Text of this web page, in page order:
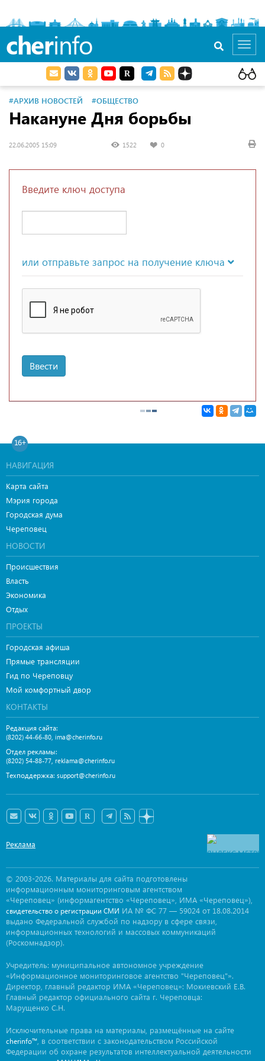
cherinfo
#АРХИВ НОВОСТЕЙ #ОБЩЕСТВО
Накануне Дня борьбы
22.06.2005 15:09 1522 0
Введите ключ доступа
или отправьте запрос на получение ключа
Ввести
16+
НАВИГАЦИЯ
Карта сайта
Мэрия города
Городская дума
Череповец
НОВОСТИ
Происшествия
Власть
Экономика
Отдых
ПРОЕКТЫ
Городская афиша
Прямые трансляции
Гид по Череповцу
Мой комфортный двор
КОНТАКТЫ
Редакция сайта:
(8202) 44-66-80 ima@cherinfo.ru
Отдел рекламы:
(8202) 54-88-77 reklama@cherinfo.ru
Техподдержка: support@cherinfo.ru
Реклама
© 2003-2026. Материалы для сайта подготовлены
информационным мониторинговым агентством
«Череповец» (информагентство «Череповец», ИМА «Череповец»),
свидетельство о регистрации СМИ ИА № ФС 77 — 59024 от 18.08.2014
выдано Федеральной службой по надзору в сфере связи,
информационных технологий и массовых коммуникаций
(Роскомнадзор).
Учредитель: муниципальное автономное учреждение
«Информационное мониторинговое агентство "Череповец"».
Директор, главный редактор ИМА «Череповец»: Мокиевский Е.В.
Главный редактор официального сайта г. Череповца:
Марущенко С.Н.
Исключительные права на материалы, размещённые на сайте
cherinfo™ , в соответствии с законодательством Российской
Федерации об охране результатов интеллектуальной деятельности